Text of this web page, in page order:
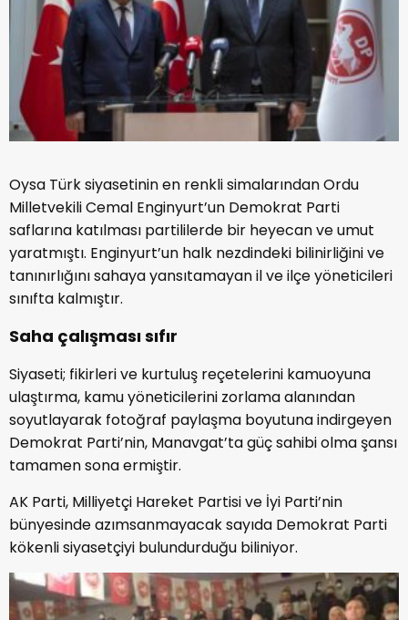
Oysa Türk siyasetinin en renkli simalarından Ordu
Milletvekili Cemal Enginyurt’un Demokrat Parti
saflarına katılması partililerde bir heyecan ve umut
yaratmıştı. Enginyurt’un halk nezdindeki bilinirliğini ve
tanınırlığını sahaya yansıtamayan il ve ilçe yöneticileri
sınıfta kalmıştır.
Saha çalışması sıfır
Siyaseti; fikirleri ve kurtuluş reçetelerini kamuoyuna
ulaştırma, kamu yöneticilerini zorlama alanından
soyutlayarak fotoğraf paylaşma boyutuna indirgeyen
Demokrat Parti’nin, Manavgat’ta güç sahibi olma şansı
tamamen sona ermiştir.
AK Parti, Milliyetçi Hareket Partisi ve İyi Parti’nin
bünyesinde azımsanmayacak sayıda Demokrat Parti
kökenli siyasetçiyi bulundurduğu biliniyor.